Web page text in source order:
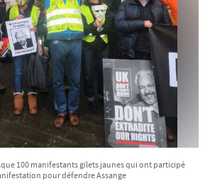
100 manifestants gilets jaunes qui ont participé
pour défendre Assange